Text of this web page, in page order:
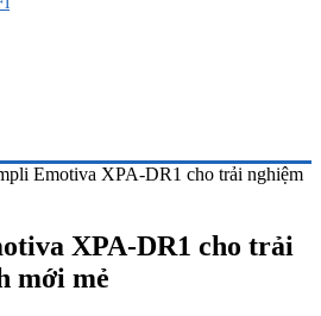
Emotiva XPA-DR1 cho trải nghiệm
XPA-DR1 cho trải
mới mẻ